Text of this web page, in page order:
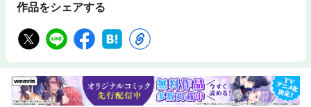
作品をシェアする